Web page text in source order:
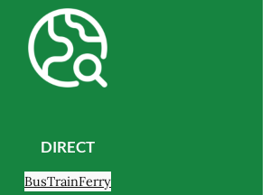
DIRECT
BusTrainFerry